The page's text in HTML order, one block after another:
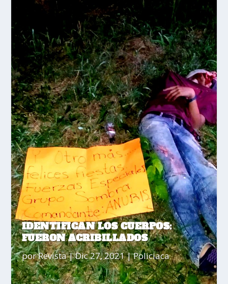
IDENTIFICAN LOS CUERPOS:
FUERON ACRIBILLADOS
porRevista|Dic 27, 2021|Policiaca